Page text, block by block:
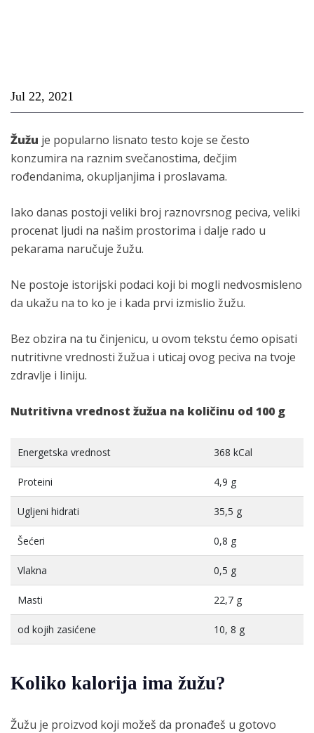
Jul 22, 2021
Žužu je popularno lisnato testo koje se često
konzumira na raznim svečanostima, dečjim
rođendanima, okupljanjima i proslavama.
Iako danas postoji veliki broj raznovrsnog peciva, veliki
procenat ljudi na našim prostorima i dalje rado u
pekarama naručuje žužu.
Ne postoje istorijski podaci koji bi mogli nedvosmisleno
da ukažu na to ko je i kada prvi izmislio žužu.
Bez obzira na tu činjenicu, u ovom tekstu ćemo opisati
nutritivne vrednosti žužua i uticaj ovog peciva na tvoje
zdravlje i liniju.
Nutritivna vrednost žužua na količinu od 100 g
Energetska vrednost 368 kCal
Proteini 4,9 g
Ugljeni hidrati 35,5 g
Šećeri 0,8 g
Vlakna 0,5 g
Masti 22,7 g
od kojih zasićene 10, 8 g
Koliko kalorija ima žužu?
Žužu je proizvod koji možeš da pronađeš u gotovo